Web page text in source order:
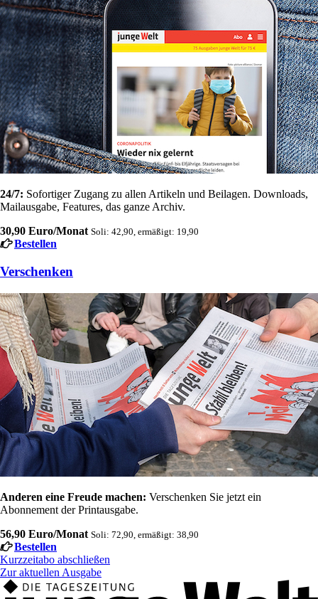
24/7: Sofortiger Zugang zu allen Artikeln und Beilagen. Downloads,
Mailausgabe, Features, das ganze Archiv.
30,90 Euro/Monat Soli: 42,90, ermäßigt: 19,90
Bestellen
Verschenken
Anderen eine Freude machen: Verschenken Sie jetzt ein
Abonnement der Printausgabe.
56,90 Euro/Monat Soli: 72,90, ermäßigt: 38,90
Bestellen
Kurzzeitabo abschließen
Zur aktuellen Ausgabe